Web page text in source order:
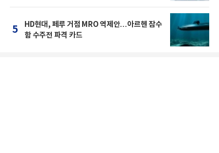
5
HD현대, 페루 거점 MRO 역제안…아르헨 잠수
함 수주전 파격 카드